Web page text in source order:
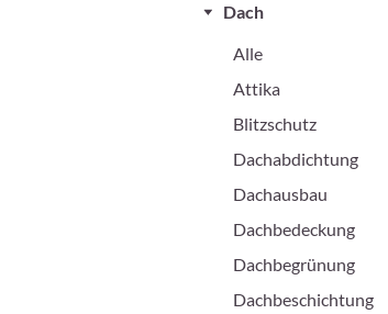
Dach
Alle
Attika
Blitzschutz
Dachabdichtung
Dachausbau
Dachbedeckung
Dachbegrünung
Dachbeschichtung